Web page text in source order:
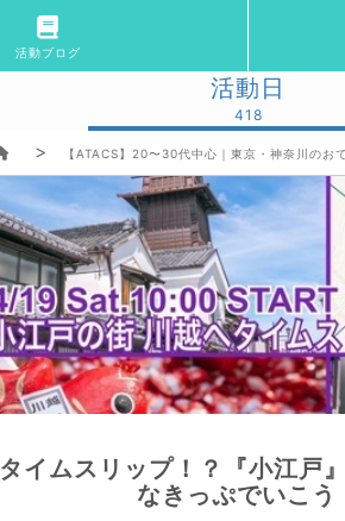
活動ブログ
活動日
418
【ATACS】20〜30代中心｜東京・神奈川のお
タイムスリップ！？『小江戸
なきっぷでいこう